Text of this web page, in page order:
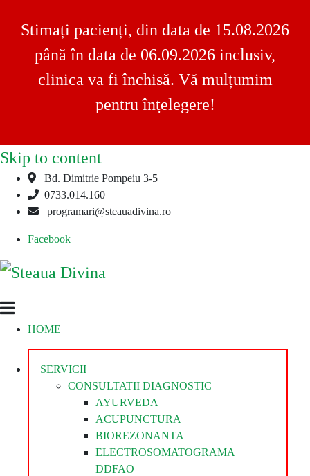
Stimați pacienți, din data de 15.08.2026
până în data de 06.09.2026 inclusiv,
clinica va fi închisă. Vă mulțumim
pentru înţelegere!
Skip to content
Bd. Dimitrie Pompeiu 3-5
0733.014.160
programari@steauadivina.ro
Facebook
Steaua
Divina
Clinica
SteauaHOME
SERVICII
CONSULTATII DIAGNOSTIC
AYURVEDA
ACUPUNCTURA
BIOREZONANTA
ELECTROSOMATOGRAMA
DDFAO